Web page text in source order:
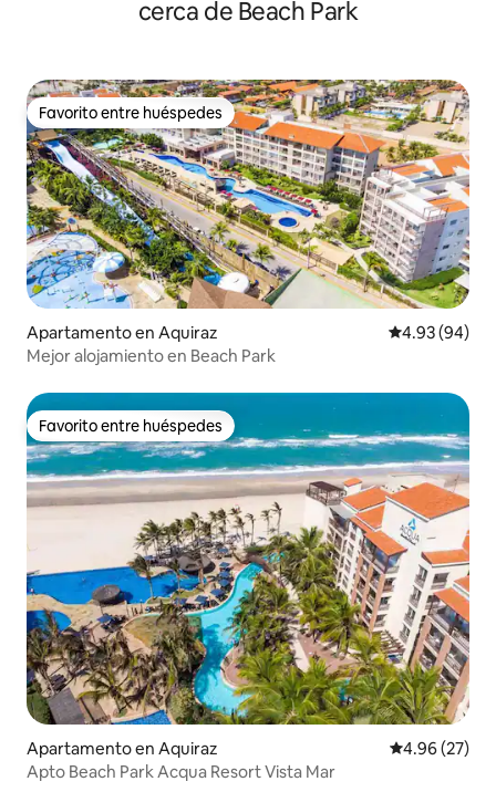
cerca de Beach Park
Favorito entre huéspedes
Favorito entre huéspedes
Apartamento en Aquiraz Calificación
4.93 (94)
Mejor alojamiento en Beach Park
Favorito entre huéspedes
Favorito entre huéspedes
Apartamento en Aquiraz Calificación
4.96 (27)
Apto Beach Park Acqua Resort Vista Mar